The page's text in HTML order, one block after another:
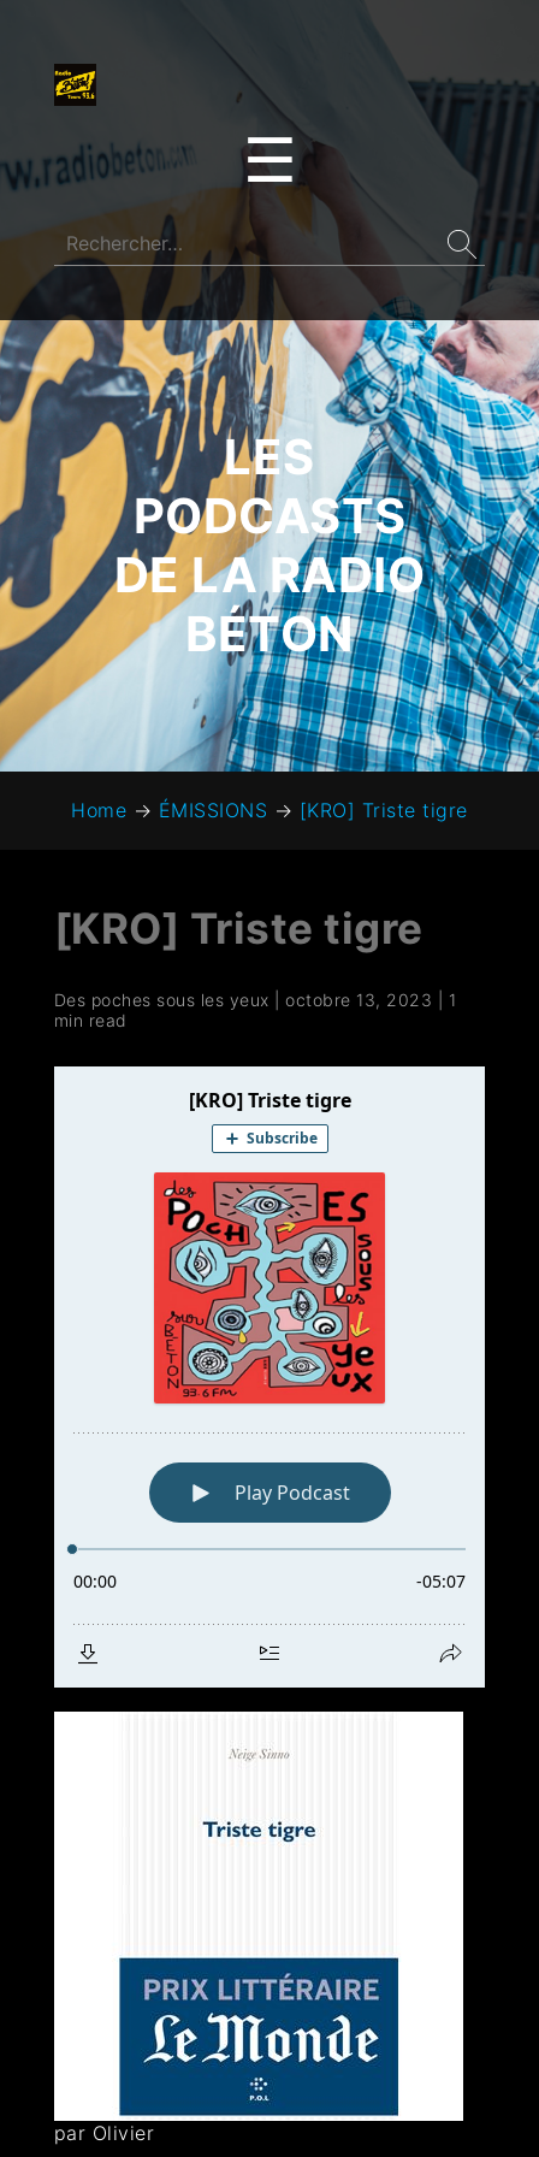
☰
LES
PODCASTS
DE LA RADIO
BÉTON
Home → ÉMISSIONS → [KRO] Triste tigre
[KRO] Triste tigre
Des poches sous les yeux |octobre 13, 2023
1
min read
par Olivier